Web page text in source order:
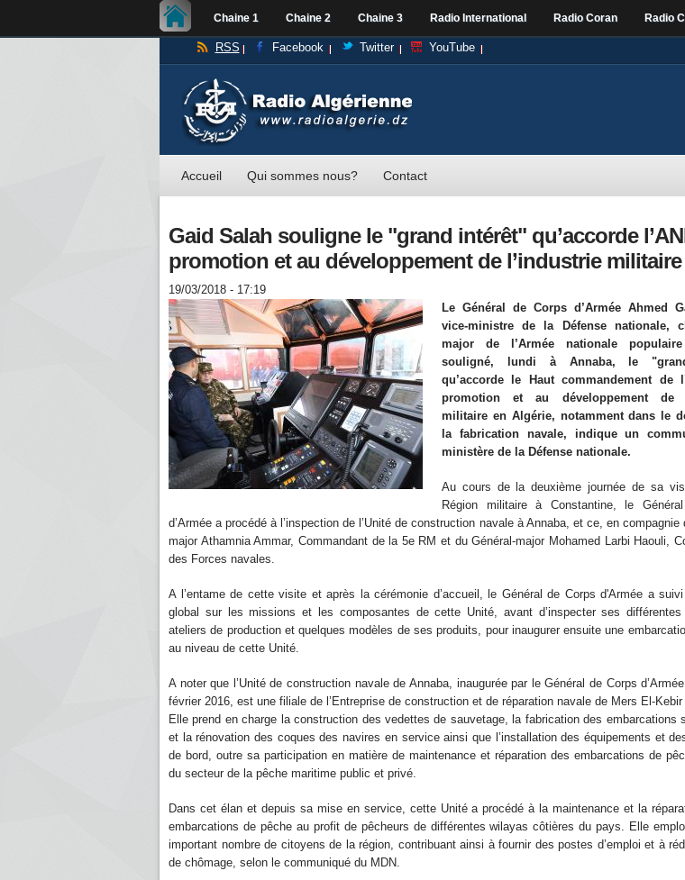
Chaine 1 Chaine 2 Chaine 3 Radio International Radio Coran Radio
RSS Facebook Twitter YouTube
Accueil Qui sommes nous? Contact
Gaid Salah souligne le "grand intérêt" qu’accorde
promotion et au développement de l’industrie militaire
19/03/2018 - 17:19
Le Général de Corps d’Armée Ahmed
vice-ministre de la Défense nationale,
major de l’Armée nationale
souligné, lundi à Annaba, le
qu’accorde le Haut commandement de
promotion et au développement de
militaire en Algérie, notamment dans le
la fabrication navale, indique un
ministère de la Défense nationale.
Au cours de la deuxième journée de sa
Région militaire à Constantine, le
d’Armée a procédé à l’inspection de l’Unité de construction navale à Annaba, et ce, en compagnie
major Athamnia Ammar, Commandant de la 5e RM et du Général-major Mohamed Larbi Haouli,
des Forces navales.
A l’entame de cette visite et après la cérémonie d’accueil, le Général de Corps d'Armée a
global sur les missions et les composantes de cette Unité, avant d’inspecter ses différentes
ateliers de production et quelques modèles de ses produits, pour inaugurer ensuite une
au niveau de cette Unité.
A noter que l’Unité de construction navale de Annaba, inaugurée par le Général de Corps
février 2016, est une filiale de l’Entreprise de construction et de réparation navale de Mers El-
Elle prend en charge la construction des vedettes de sauvetage, la fabrication des embarcations
et la rénovation des coques des navires en service ainsi que l’installation des équipements et
de bord, outre sa participation en matière de maintenance et réparation des embarcations de
du secteur de la pêche maritime public et privé.
Dans cet élan et depuis sa mise en service, cette Unité a procédé à la maintenance et la
embarcations de pêche au profit de pêcheurs de différentes wilayas côtières du pays. Elle
important nombre de citoyens de la région, contribuant ainsi à fournir des postes d’emploi et à
de chômage, selon le communiqué du MDN.